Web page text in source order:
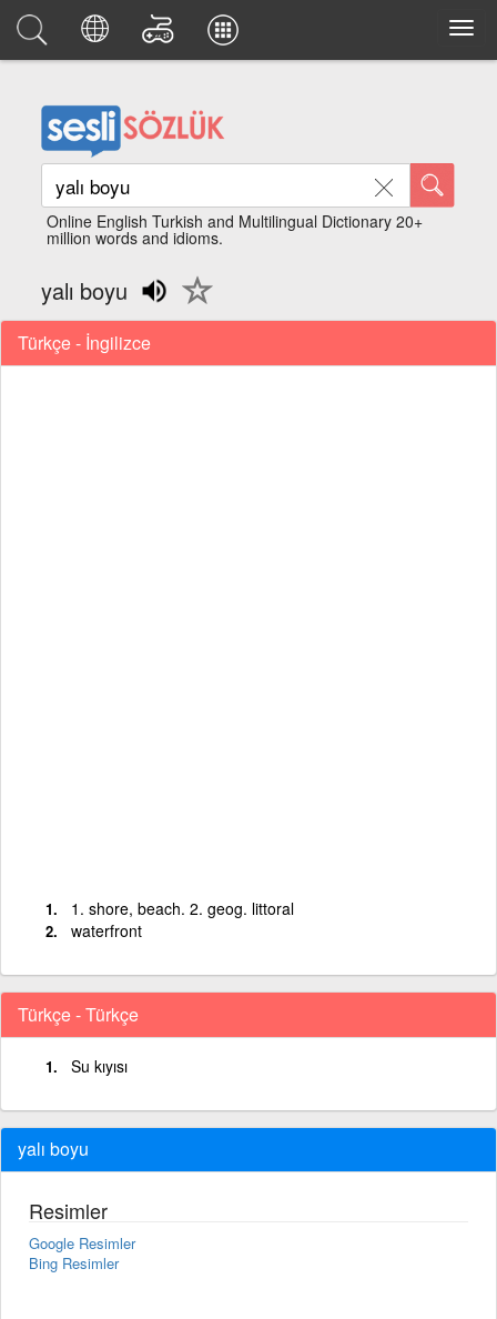
Online English Turkish and Multilingual Dictionary 20+
million words and idioms.
yalı boyu
Türkçe - İngilizce
1. shore, beach. 2. geog. littoral
waterfront
Türkçe - Türkçe
Su kıyısı
yalı boyu
Resimler
Google Resimler
Bing Resimler